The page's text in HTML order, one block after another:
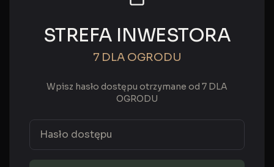
STREFA INWESTORA
7 DLA OGRODU
Wpisz hasło dostępu otrzymane od 7 DLA
OGRODU